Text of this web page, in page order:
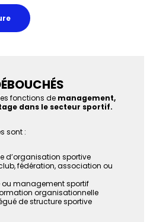
fonctions de management,
dans le secteur sportif.
sont :
d’organisation sportive
fédération, association ou
ou management sportif
organisationnelle
de structure sportive